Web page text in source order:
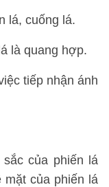
lá, cuống lá.
là quang hợp.
tiếp nhận ánh
của phiến lá
mặt của phiến lá